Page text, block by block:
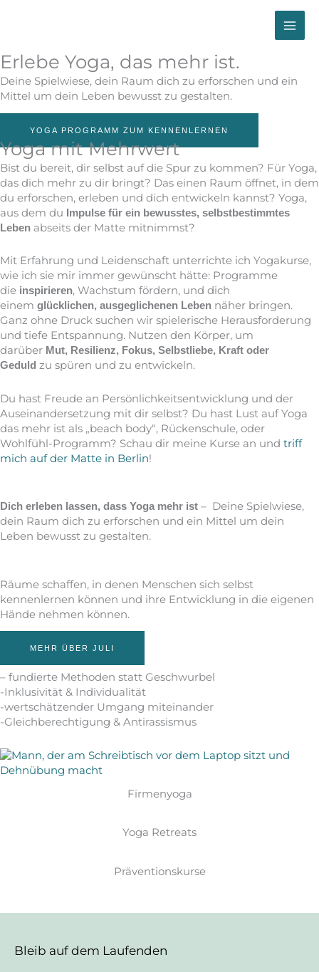
Erlebe Yoga, das mehr ist.
Deine Spielwiese, dein Raum dich zu erforschen und ein
Mittel um dein Leben bewusst zu gestalten.
YOGA PROGRAMM ZUM KENNENLERNEN
Yoga mit Mehrwert
Bist du bereit, dir selbst auf die Spur zu kommen? Für Yoga,
das dich mehr zu dir bringt? Das einen Raum öffnet, in dem
du erforschen, erleben und dich entwickeln kannst? Yoga,
aus dem du Impulse für ein bewusstes, selbstbestimmtes
Leben abseits der Matte mitnimmst?
Mit Erfahrung und Leidenschaft unterrichte ich Yogakurse,
wie ich sie mir immer gewünscht hätte: Programme
die inspirieren, Wachstum fördern, und dich
einem glücklichen, ausgeglichenen Leben näher bringen.
Ganz ohne Druck suchen wir spielerische Herausforderung
und tiefe Entspannung. Nutzen den Körper, um
darüber Mut, Resilienz, Fokus, Selbstliebe, Kraft oder
Geduld zu spüren und zu entwickeln.
Du hast Freude an Persönlichkeitsentwicklung und der
Auseinandersetzung mit dir selbst? Du hast Lust auf Yoga
das mehr ist als „beach body“, Rückenschule, oder
Wohlfühl-Programm? Schau dir meine Kurse an und triff
mich auf der Matte in Berlin!
Dich erleben lassen, dass Yoga mehr ist – Deine Spielwiese,
dein Raum dich zu erforschen und ein Mittel um dein
Leben bewusst zu gestalten.
Räume schaffen, in denen Menschen sich selbst
kennenlernen können und ihre Entwicklung in die eigenen
Hände nehmen können.
MEHR ÜBER JULI
– fundierte Methoden statt Geschwurbel
-Inklusivität & Individualität
-wertschätzender Umgang miteinander
-Gleichberechtigung & Antirassismus
Firmenyoga
Yoga Retreats
Präventionskurse
Bleib auf dem Laufenden